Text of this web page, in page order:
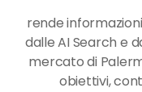
rende
dalle AI Search e
mercato di
obiettivi,